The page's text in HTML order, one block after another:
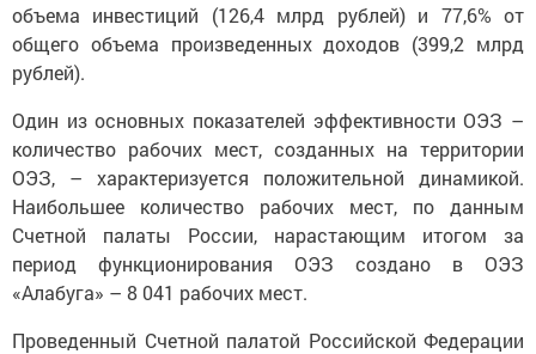
объема инвестиций (126,4 млрд рублей) и 77,6% от
общего объема произведенных доходов (399,2 млрд
рублей).
Один из основных показателей эффективности ОЭЗ –
количество рабочих мест, созданных на территории
ОЭЗ, – характеризуется положительной динамикой.
Наибольшее количество рабочих мест, по данным
Счетной палаты России, нарастающим итогом за
период функционирования ОЭЗ создано в ОЭЗ
«Алабуга» – 8 041 рабочих мест.
Проведенный Счетной палатой Российской Федерации